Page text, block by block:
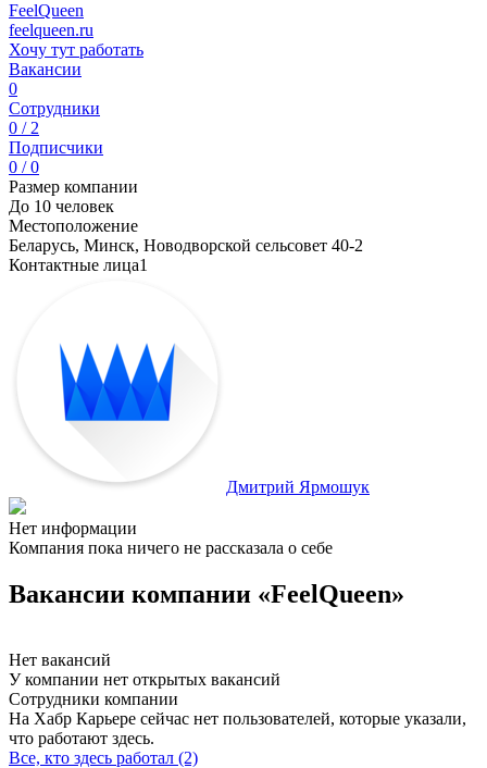
FeelQueen
feelqueen.ru
Хочу тут работать
Вакансии
0
Сотрудники
0 / 2
Подписчики
0 / 0
Размер компании
До 10 человек
Местоположение
Беларусь, Минск, Новодворской сельсовет 40-2
Контактные лица1
Дмитрий Ярмошук
Нет информации
Компания пока ничего не рассказала о себе
Вакансии компании «FeelQueen»
Нет вакансий
У компании нет открытых вакансий
Сотрудники компании
На Хабр Карьере сейчас нет пользователей, которые указали,
что работают здесь.
Все, кто здесь работал (2)